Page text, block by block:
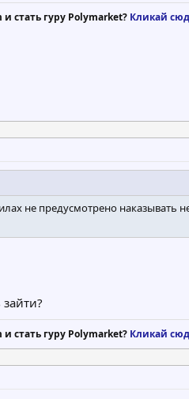
стать гуру Polymarket? Кликай
не предусмотрено
стать гуру Polymarket? Кликай